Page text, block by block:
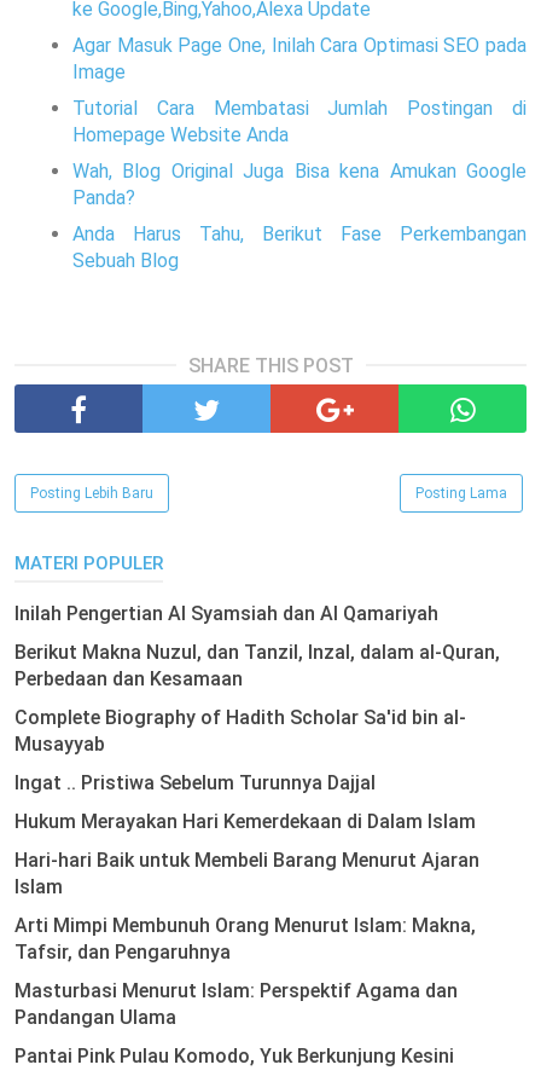
ke Google,Bing,Yahoo,Alexa Update
Agar Masuk Page One, Inilah Cara Optimasi SEO pada
Image
Tutorial Cara Membatasi Jumlah Postingan di
Homepage Website Anda
Wah, Blog Original Juga Bisa kena Amukan Google
Panda?
Anda Harus Tahu, Berikut Fase Perkembangan
Sebuah Blog
SHARE THIS POST
Posting Lebih Baru Posting Lama
MATERI POPULER
Inilah Pengertian Al Syamsiah dan Al Qamariyah
Berikut Makna Nuzul, dan Tanzil, Inzal, dalam al-Quran,
Perbedaan dan Kesamaan
Complete Biography of Hadith Scholar Sa'id bin al-
Musayyab
Ingat .. Pristiwa Sebelum Turunnya Dajjal
Hukum Merayakan Hari Kemerdekaan di Dalam Islam
Hari-hari Baik untuk Membeli Barang Menurut Ajaran
Islam
Arti Mimpi Membunuh Orang Menurut Islam: Makna,
Tafsir, dan Pengaruhnya
Masturbasi Menurut Islam: Perspektif Agama dan
Pandangan Ulama
Pantai Pink Pulau Komodo, Yuk Berkunjung Kesini